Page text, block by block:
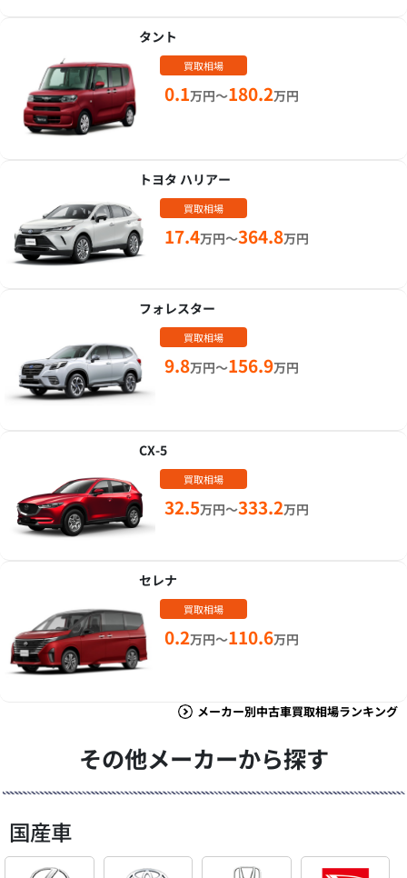
タント
買取相場
0.1万円～180.2万円
トヨタ ハリアー
買取相場
17.4万円～364.8万円
フォレスター
買取相場
9.8万円～156.9万円
CX-5
買取相場
32.5万円～333.2万円
セレナ
買取相場
0.2万円～110.6万円
メーカー別中古車買取相場ランキング
その他メーカーから探す
国産車